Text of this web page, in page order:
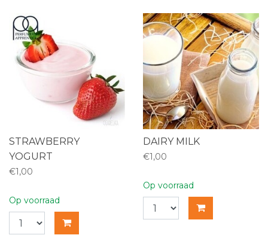
STRAWBERRY
YOGURT
€1,00
Op voorraad
DAIRY MILK
€1,00
Op voorraad